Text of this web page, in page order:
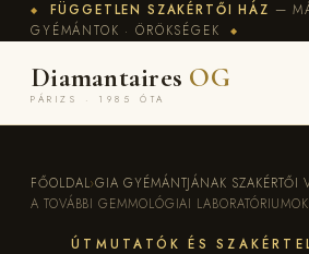
◆ FÜGGETLEN SZAKÉRTŐI HÁZ —
GYÉMÁNTOK · ÖRÖKSÉGEK◆
Diamantaires OG
PÁRIZS · 1985 ÓTA
FŐOLDAL›GIA GYÉMÁNTJÁNAK SZAKÉRTŐI
A TOVÁBBI GEMMOLÓGIAI LABORATÓRIUMOK
ÚTMUTATÓK ÉS